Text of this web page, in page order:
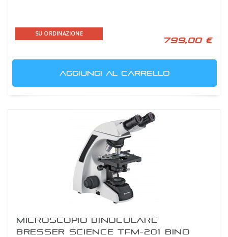
SU ORDINAZIONE
799,00 €
AGGIUNGI AL CARRELLO
MICROSCOPIO BINOCULARE
BRESSER SCIENCE TFM-201 BINO